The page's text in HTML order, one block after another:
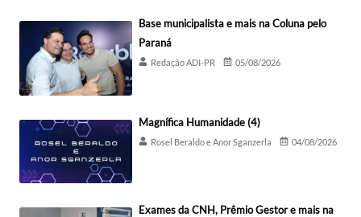
Base municipalista e mais na Coluna pelo
Paraná
Redação ADI-PR 05/08/2026
Magnífica Humanidade (4)
Rosel Beraldo e Anor Sganzerla 04/08/2026
Exames da CNH, Prêmio Gestor e mais na